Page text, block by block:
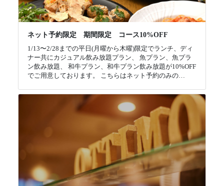
ネット予約限定 期間限定 コース10%OFF
1/13〜2/28までの平日(月曜から木曜)限定でランチ、ディ
ナー共にカジュアル飲み放題プラン、 魚プラン、魚プラ
ン飲み放題、 和牛プラン、和牛プラン飲み放題が10%OFF
でご用意しております。 こちらはネット予約のみの…